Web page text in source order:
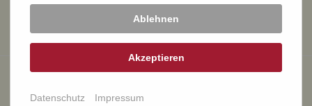
TELEFON
© 2017-2026 Auktions- und Handelshaus Dr. Reinhard Fischer
Ablehnen
Akzeptieren
Datenschutz Impressum